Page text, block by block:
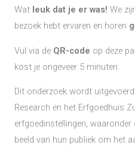
Wat leuk dat je er was! We
bezoek hebt ervaren en horen
Vul via de QR-code op deze
kost je ongeveer 5 minuten.
Dit onderzoek wordt
Research en het Erfgoedhuis
erfgoedinstellingen,
beeld van hun publiek om het